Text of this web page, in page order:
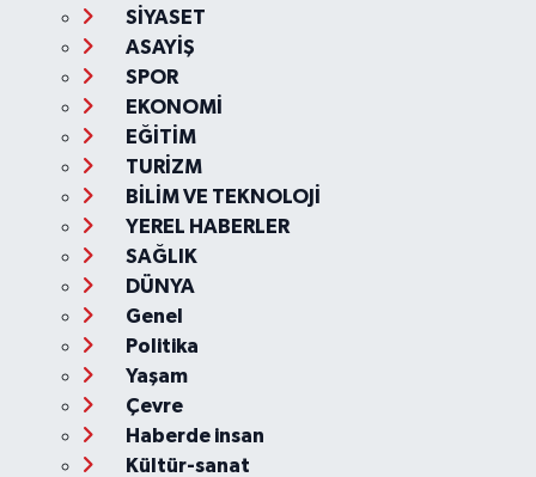
SİYASET
ASAYİŞ
SPOR
EKONOMİ
EĞİTİM
TURİZM
BİLİM VE TEKNOLOJİ
YEREL HABERLER
SAĞLIK
DÜNYA
Genel
Politika
Yaşam
Çevre
Haberde insan
Kültür-sanat